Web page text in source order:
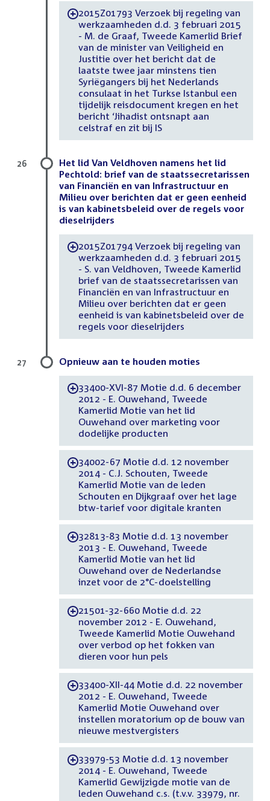
-2015Z01793 Verzoek bij regeling van
werkzaamheden d.d. 3 februari 2015
- M. de Graaf, Tweede Kamerlid Brief
van de minister van Veiligheid en
Justitie over het bericht dat de
laatste twee jaar minstens tien
Syriëgangers bij het Nederlands
consulaat in het Turkse Istanbul een
tijdelijk reisdocument kregen en het
bericht ‘Jihadist ontsnapt aan
celstraf en zit bij IS
Het lid Van Veldhoven namens het lid
Pechtold: brief van de staatssecretarissen
van Financiën en van Infrastructuur en
Milieu over berichten dat er geen eenheid
is van kabinetsbeleid over de regels voor
dieselrijders
-2015Z01794 Verzoek bij regeling van
werkzaamheden d.d. 3 februari 2015
- S. van Veldhoven, Tweede Kamerlid
brief van de staatssecretarissen van
Financiën en van Infrastructuur en
Milieu over berichten dat er geen
eenheid is van kabinetsbeleid over de
regels voor dieselrijders
26
Opnieuw aan te houden moties
-33400-XVI-87 Motie d.d. 6 december
2012 - E. Ouwehand, Tweede
Kamerlid Motie van het lid
Ouwehand over marketing voor
dodelijke producten
-34002-67 Motie d.d. 12 november
2014 - C.J. Schouten, Tweede
Kamerlid Motie van de leden
Schouten en Dijkgraaf over het lage
btw-tarief voor digitale kranten
-32813-83 Motie d.d. 13 november
2013 - E. Ouwehand, Tweede
Kamerlid Motie van het lid
Ouwehand over de Nederlandse
inzet voor de 2°C-doelstelling
-21501-32-660 Motie d.d. 22
november 2012 - E. Ouwehand,
Tweede Kamerlid Motie Ouwehand
over verbod op het fokken van
dieren voor hun pels
-33400-XII-44 Motie d.d. 22 november
2012 - E. Ouwehand, Tweede
Kamerlid Motie Ouwehand over
instellen moratorium op de bouw van
nieuwe mestvergisters
-33979-53 Motie d.d. 13 november
2014 - E. Ouwehand, Tweede
Kamerlid Gewijzigde motie van de
leden Ouwehand c.s. (t.v.v. 33979, nr.
27